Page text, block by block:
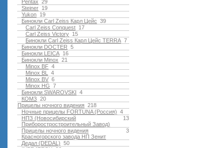
29
Pentax
19
Steiner
19
Yukon
39
Бинокли Carl Zeiss Карл Цейс
17
Carl Zeiss Conquest
15
Carl Zeiss Victory
7
Бинокли Carl Zeiss Карл Цейс TERRA
5
Бинокли DOCTER
16
Бинокли LEICA
21
Бинокли Minox
4
Minox BF
4
Minox BL
6
Minox BV
7
Minox HG
4
Бинокли SWAROVSKI
20
КОМЗ
218
Прицелы ночного видения
4
Ночные прицелы FORTUNA (Россия)
13
НПЗ (Новосибирский
Приборостростроительный Завод)
3
Прицелы ночного видения
Красногорского завода НП Зенит
50
Дедал (DEDAL)